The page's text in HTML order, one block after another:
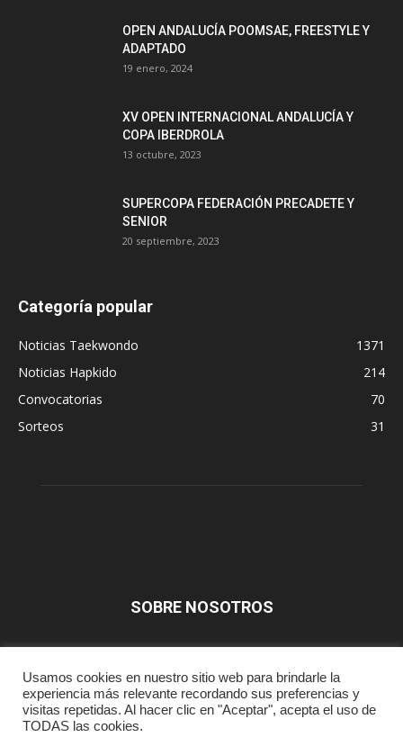
OPEN ANDALUCÍA POOMSAE, FREESTYLE Y
ADAPTADO
19 enero, 2024
XV OPEN INTERNACIONAL ANDALUCÍA Y
COPA IBERDROLA
13 octubre, 2023
SUPERCOPA FEDERACIÓN PRECADETE Y
SENIOR
20 septiembre, 2023
Categoría popular
Noticias Taekwondo
1371
Noticias Hapkido
214
Convocatorias
70
Sorteos
31
SOBRE NOSOTROS
SÍGUENOS
Usamos cookies en nuestro sitio web para brindarle la
experiencia más relevante recordando sus preferencias y
visitas repetidas. Al hacer clic en "Aceptar", acepta el uso de
TODAS las cookies.